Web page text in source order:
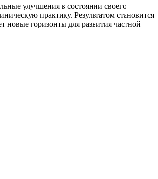
улучшения в состоянии своего
практику. Результатом становится
новые горизонты для развития частной